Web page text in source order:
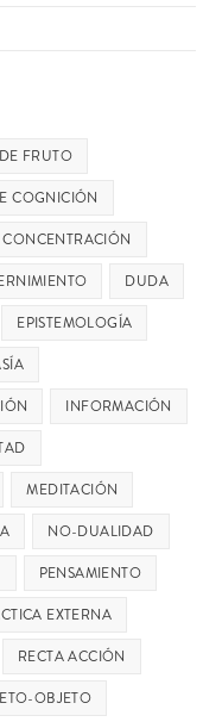
FRUTO
COGNICIÓN
CONCENTRACIÓN
DUDA
EPISTEMOLOGÍA
INFORMACIÓN
MEDITACIÓN
NO-DUALIDAD
PENSAMIENTO
EXTERNA
RECTA ACCIÓN
OBJETO